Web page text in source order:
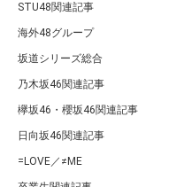
STU48関連記事
海外48グループ
坂道シリーズ総合
乃木坂46関連記事
欅坂46・櫻坂46関連記事
日向坂46関連記事
=LOVE／≠ME